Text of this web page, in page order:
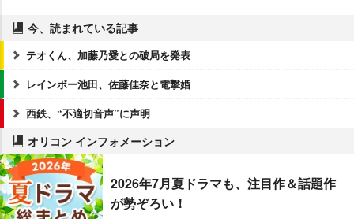
今、読まれている記事
テオくん、加藤乃愛との破局を発表
レインボー池田、佐藤佳奈と電撃婚
西鉄、“不適切音声”に声明
オリコン インフォメーション
2026年7月夏ドラマも、注目作＆話題作
が勢ぞろい！